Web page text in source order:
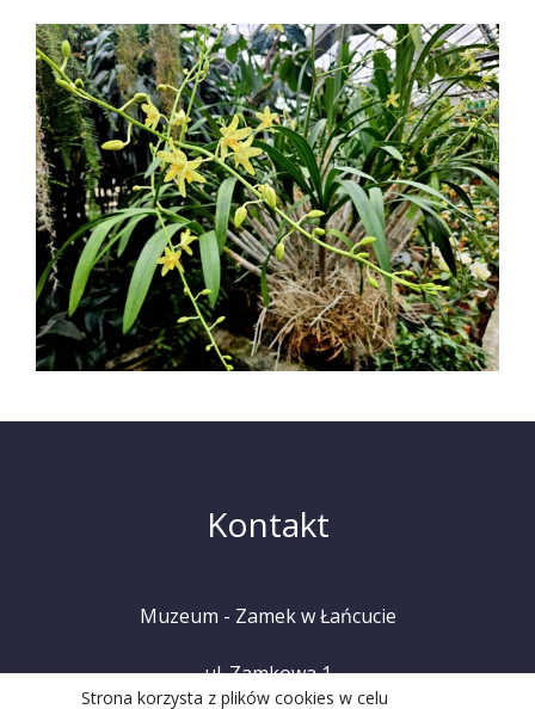
Strona korzysta z plików cookies w celu
Kontakt
Muzeum - Zamek w Łańcucie
ul. Zamkowa 1